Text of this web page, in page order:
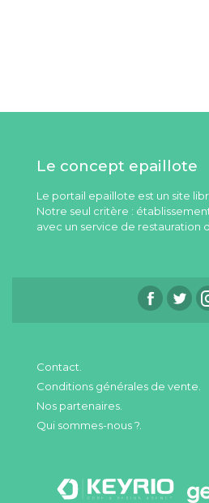
Le concept epaillote
Le portail epaillote est un site
Notre seul critère :
avec un service de restauration
Contact.
Conditions générales de vente.
Nos partenaires.
Qui sommes-nous ?.